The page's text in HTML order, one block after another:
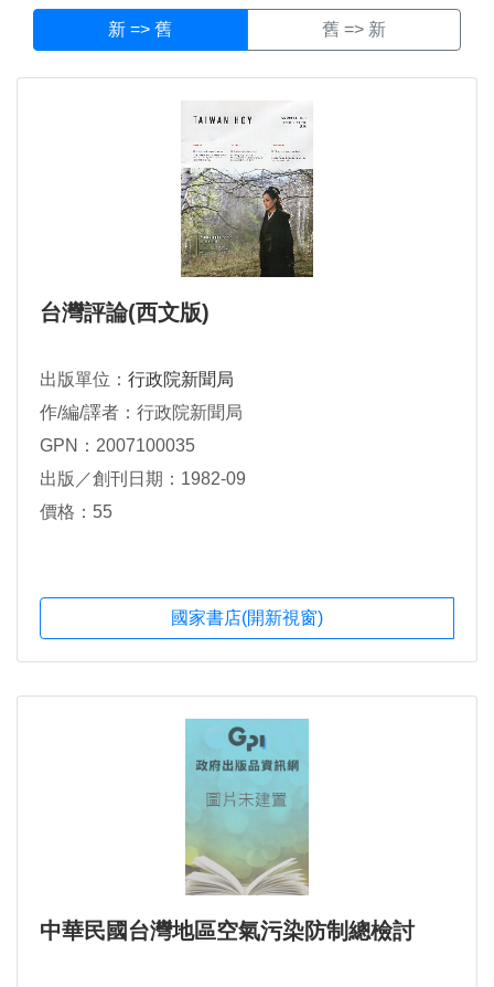
台灣評論(西文版)
出版單位： 行政院新聞局
作/編/譯者：行政院新聞局
GPN：2007100035
出版／創刊日期：1982-09
價格：55
國家書店(開新視窗)
中華民國台灣地區空氣污染防制總檢討